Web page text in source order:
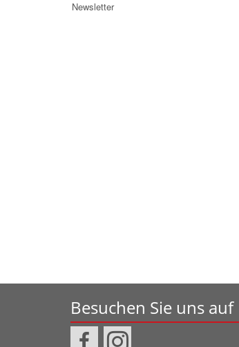
Newsletter
Besuchen Sie uns auf